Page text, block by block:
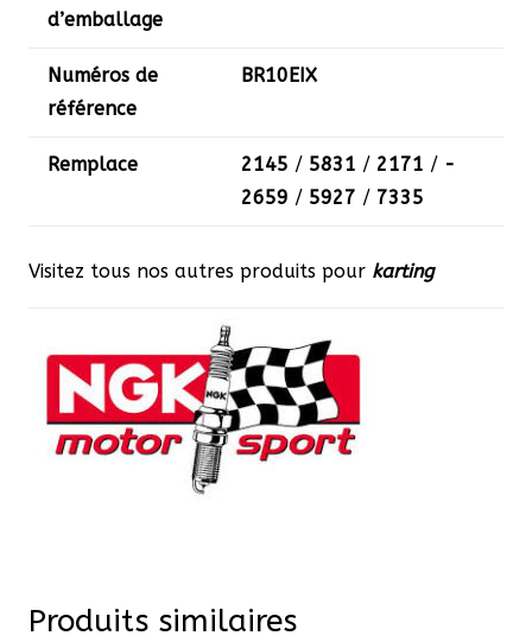
d’emballage
Numéros de
référence
­BR10EIX
Remplace ­2145 / ­5831 / ­2171 / ­
2659 / ­5927 / ­7335
Visitez tous nos autres produits pour karting
Produits similaires